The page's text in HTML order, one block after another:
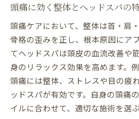
果
ヘッドスパの効果を高める
整体とヘッドスパを組
用法
頭痛対策に役立つ整体
北九州で整体ヘッドス
る方法
小倉で実践できる整体×
頭痛に効く整体とヘッドスパの
頭痛ケアにおいて、整体は首・肩
骨格の歪みを正し、根本原因にア
てヘッドスパは頭皮の血流改善や
身のリラックス効果を高めます。
頭痛には整体、ストレスや目の疲
ッドスパが有効です。自身の頭痛
イルに合わせて、適切な施術を選